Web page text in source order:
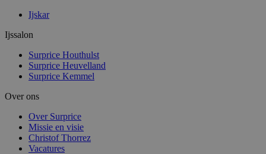
Ijskar
Ijssalon
Surprice Houthulst
Surprice Heuvelland
Surprice Kemmel
Over ons
Over Surprice
Missie en visie
Christof Thorrez
Vacatures